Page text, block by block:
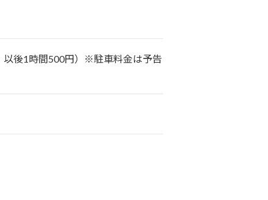
以後1時間500円）※駐車料金は予告